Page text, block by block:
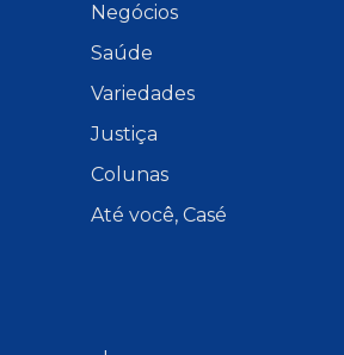
Negócios
Saúde
Variedades
Justiça
Colunas
Até você, Casé